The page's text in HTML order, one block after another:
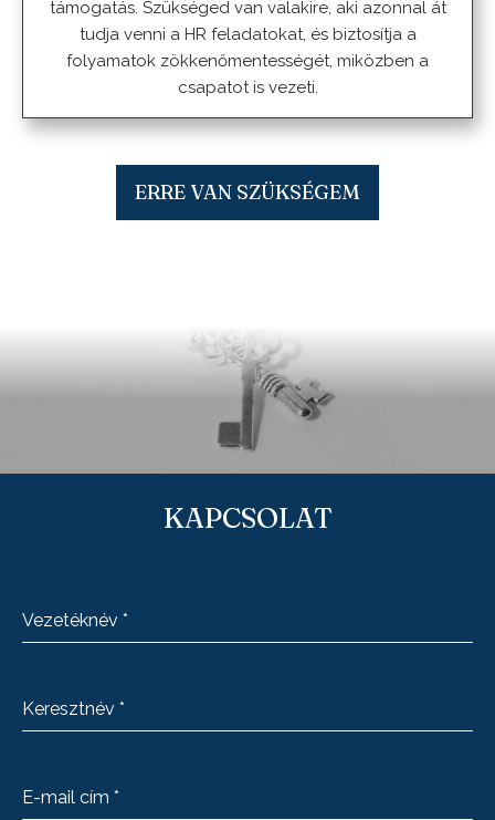
támogatás. Szükséged van valakire, aki azonnal át
tudja venni a HR feladatokat, és biztosítja a
folyamatok zökkenőmentességét, miközben a
csapatot is vezeti.
ERRE VAN SZÜKSÉGEM
KAPCSOLAT
Vezetéknév *
Keresztnév *
E-mail cím *